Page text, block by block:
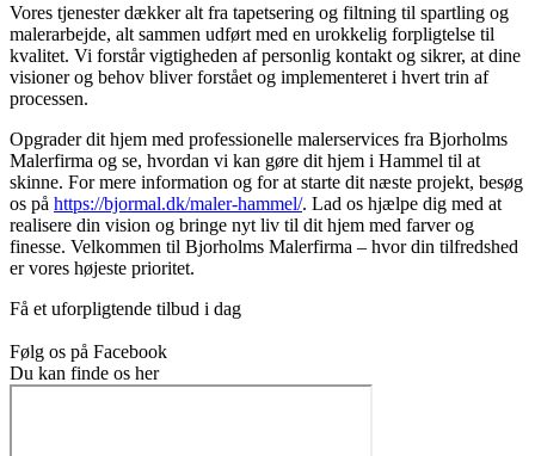
Vores tjenester dækker alt fra tapetsering og filtning til spartling og
malerarbejde, alt sammen udført med en urokkelig forpligtelse til
kvalitet. Vi forstår vigtigheden af personlig kontakt og sikrer, at dine
visioner og behov bliver forstået og implementeret i hvert trin af
processen.
Opgrader dit hjem med professionelle malerservices fra Bjorholms
Malerfirma og se, hvordan vi kan gøre dit hjem i Hammel til at
skinne. For mere information og for at starte dit næste projekt, besøg
os på https://bjormal.dk/maler-hammel/. Lad os hjælpe dig med at
realisere din vision og bringe nyt liv til dit hjem med farver og
finesse. Velkommen til Bjorholms Malerfirma – hvor din tilfredshed
er vores højeste prioritet.
Få et uforpligtende tilbud i dag
Følg os på Facebook
Du kan finde os her